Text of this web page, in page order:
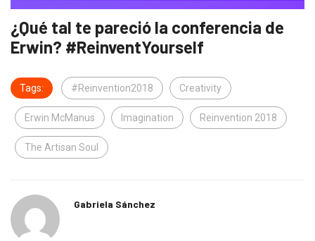
¿Qué tal te pareció la conferencia de
Erwin? #ReinventYourself
Tags: #Reinvention2018 Creativity
Erwin McManus Imagination Reinvention 2018
The Artisan Soul
Gabriela Sánchez